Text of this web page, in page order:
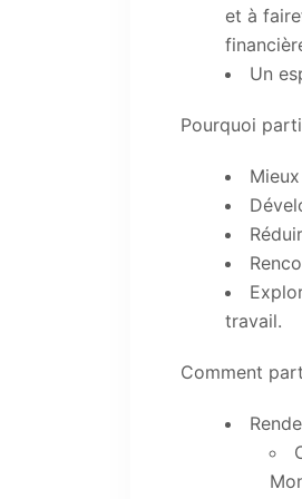
et à
Un
Pourquoi
travail.
Comment